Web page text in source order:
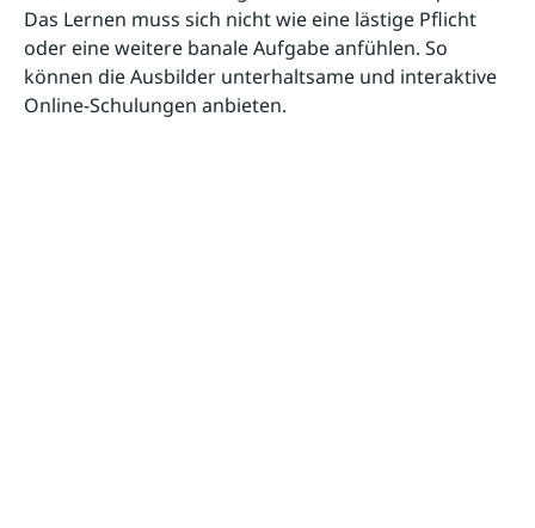
Das Lernen muss sich nicht wie eine lästige Pflicht
oder eine weitere banale Aufgabe anfühlen. So
können die Ausbilder unterhaltsame und interaktive
Online-Schulungen anbieten.